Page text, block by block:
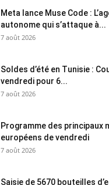
Meta lance Muse Code :
autonome qui s’attaque à...
7 août 2026
Soldes d’été en Tunisie :
vendredi pour 6...
7 août 2026
Programme des principaux
européens de vendredi
7 août 2026
Saisie de 5670 bouteilles